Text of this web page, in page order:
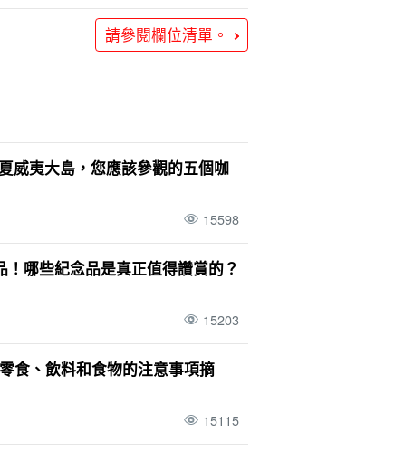
請參閱欄位清單。
威夷大島，您應該參觀的五個咖
15598
哪些紀念品是真正值得讚賞的？
15203
食、飲料和食物的注意事項摘
15115